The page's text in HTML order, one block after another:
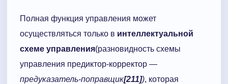
Полная функция управления может
осуществляться только в интеллектуальной
схеме управления(разновидность схемы
управления предиктор-корректор —
предуказатель-поправ­щик[211]), которая